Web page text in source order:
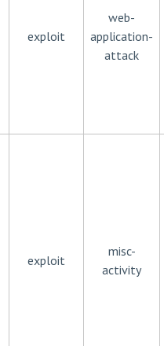
exploit
web-
application-
attack
exploit
misc-
activity